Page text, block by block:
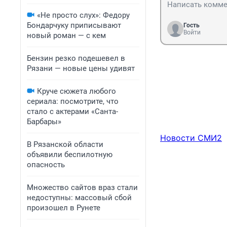
«Не просто слух»: Федору
Бондарчуку приписывают
новый роман — с кем
Бензин резко подешевел в
Рязани — новые цены удивят
Круче сюжета любого
сериала: посмотрите, что
стало с актерами «Санта-
Барбары»
В Рязанской области
объявили беспилотную
опасность
Множество сайтов враз стали
недоступны: массовый сбой
произошел в Рунете
Гость
Войти
Новости СМИ2